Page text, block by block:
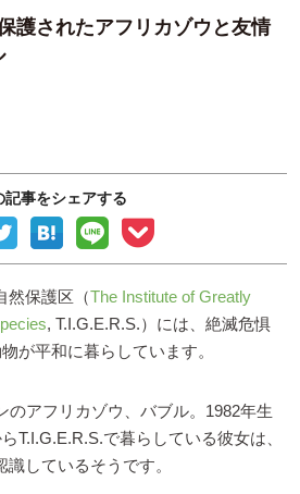
護されたアフリカゾウと友情
記事をシェアする
然保護区（The Institute of Greatly
, T.I.G.E.R.S.）には、絶滅危惧
が平和に暮らしています。
のアフリカゾウ、バブル。1982年生
T.I.G.E.R.S.で暮らしている彼女は、
しているそうです。